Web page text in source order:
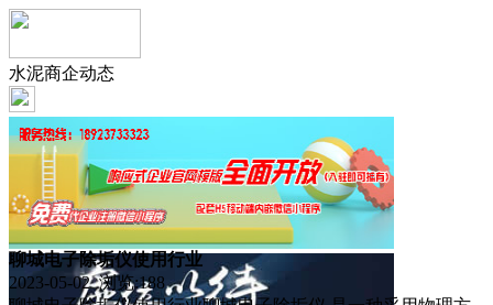
水泥商企动态
聊城电子除垢仪使用行业
2023-05-02 浏览:188